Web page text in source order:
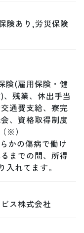
険あり,労災保険
険(雇用保険・健
残業、休出手当
通費支給、寮完
、資格取得制度
※）
かの傷病で働け
までの間、所得
れてます。
ス株式会社